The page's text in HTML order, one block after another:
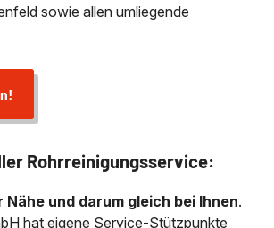
sowie allen umliegende
Rohrreinigungsservice:
Nähe und darum gleich bei Ihnen.
hat eigene Service-Stützpunkte